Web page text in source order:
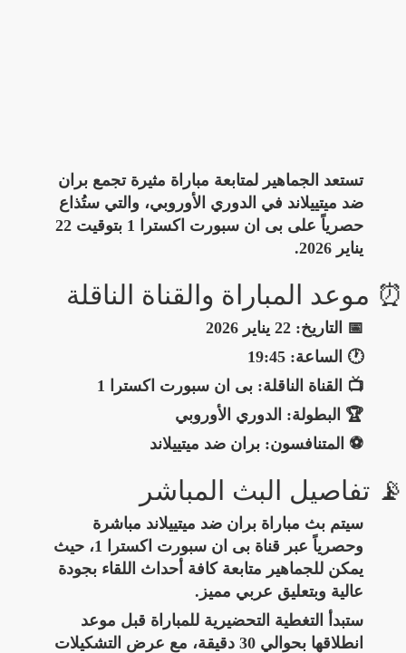
تستعد الجماهير لمتابعة مباراة مثيرة تجمع بران
ضد ميتييلاند في الدوري الأوروبي، والتي ستُذاع
حصرياً على بى ان سبورت اكسترا 1 بتوقيت 22
يناير 2026.
⏰ موعد المباراة والقناة الناقلة
📅 التاريخ: 22 يناير 2026
🕐 الساعة: 19:45
📺 القناة الناقلة: بى ان سبورت اكسترا 1
🏆 البطولة: الدوري الأوروبي
⚽ المتنافسون: بران ضد ميتييلاند
📡 تفاصيل البث المباشر
سيتم بث مباراة بران ضد ميتييلاند مباشرة
وحصرياً عبر قناةبى ان سبورت اكسترا 1
، حيث
يمكن للجماهير متابعة كافة أحداث اللقاء بجودة
عالية وبتعليق عربي مميز.
ستبدأ التغطية التحضيرية للمباراة قبل موعد
انطلاقها بحوالي 30 دقيقة، مع عرض التشكيلات